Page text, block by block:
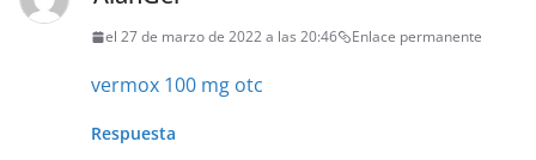
el 27 de marzo de 2022 a las 20:46 Enlace permanente
vermox 100 mg otc
Respuesta